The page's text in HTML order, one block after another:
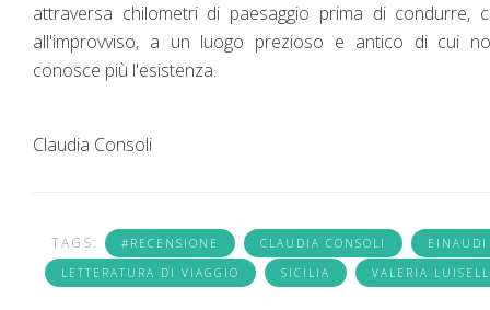
attraversa chilometri di paesaggio prima di condurre,
all'improvviso, a un luogo prezioso e antico di cui
conosce più l'esistenza.
Claudia Consoli
TAGS: #RECENSIONE CLAUDIA CONSOLI
EINAUDI
LETTERATURA DI VIAGGIO
SICILIA VALERIA